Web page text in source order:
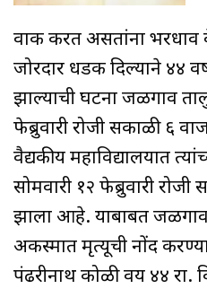
वाक करत असतांना भरधाव
जोरदार धडक दिल्याने ४४
झाल्याची घटना जळगाव
फेब्रुवारी रोजी सकाळी ६
वैद्यकीय महाविद्यालयात
सोमवारी १२ फेब्रुवारी
झाला आहे. याबाबत
अकस्मात मृत्यूची नोंद
पंढरीनाथ कोळी वय ४४